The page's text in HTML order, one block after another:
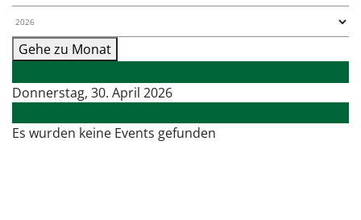
Gehe zu Monat
Donnerstag, 30. April 2026
Es wurden keine Events gefunden